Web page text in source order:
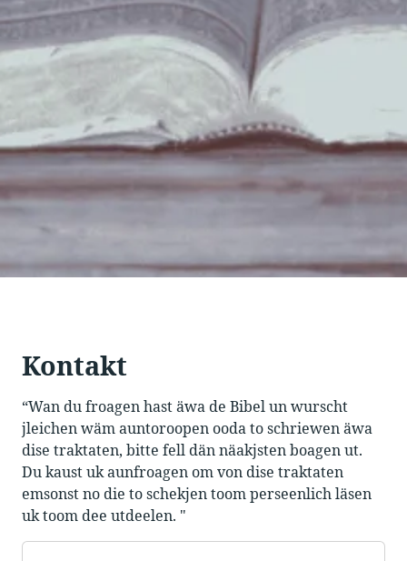
Kontakt
“Wan du froagen hast äwa de Bibel un wurscht
jleichen wäm auntoroopen ooda to schriewen äwa
dise traktaten, bitte fell dän näakjsten boagen ut.
Du kaust uk aunfroagen om von dise traktaten
emsonst no die to schekjen toom perseenlich läsen
uk toom dee utdeelen. "